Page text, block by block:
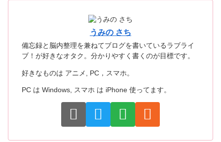
うみの さち
備忘録と脳内整理を兼ねてブログを書いているラブライ
ブ！が好きなオタク。分かりやすく書くのが目標です。
好きなものは アニメ, PC，スマホ。
PC は Windows, スマホ は iPhone 使ってます。